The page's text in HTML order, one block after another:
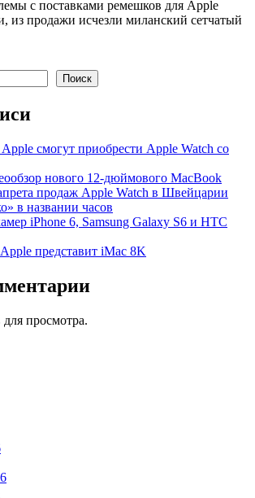
с поставками ремешков для Apple
из продажи исчезли миланский сетчатый
Поиск
смогут приобрести Apple Watch со
нового 12-дюймового MacBook
продаж Apple Watch в Швейцарии
в названии часов
iPhone 6, Samsung Galaxy S6 и HTC
представит iMac 8K
просмотра.